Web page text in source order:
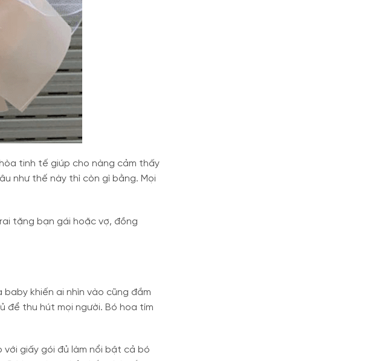
tinh tế giúp cho nàng cảm thấy
như thế này thì còn gì bằng. Mọi
tặng bạn gái hoặc vợ, đồng
khiến ai nhìn vào cũng đắm
để thu hút mọi người. Bó hoa tím
giấy gói đủ làm nổi bật cả bó